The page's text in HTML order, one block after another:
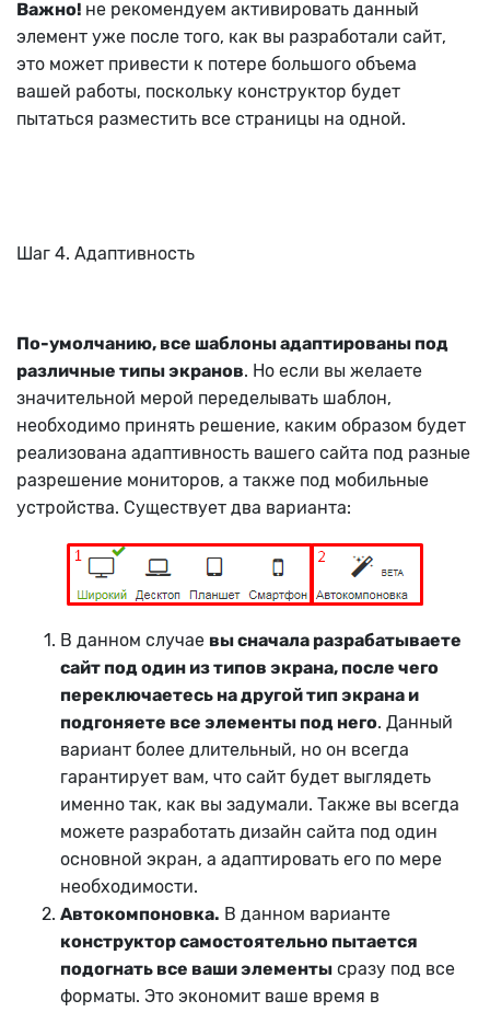
Важно! не рекомендуем активировать данный
элемент уже после того, как вы разработали сайт,
это может привести к потере большого объема
вашей работы, поскольку конструктор будет
пытаться разместить все страницы на одной.
Шаг 4. Адаптивность
По-умолчанию, все шаблоны адаптированы под
различные типы экранов. Но если вы желаете
значительной мерой переделывать шаблон,
необходимо принять решение, каким образом будет
реализована адаптивность вашего сайта под разные
разрешение мониторов, а также под мобильные
устройства. Существует два варианта:
В данном случае вы сначала разрабатываете
сайт под один из типов экрана, после чего
переключаетесь на другой тип экрана и
подгоняете все элементы под него. Данный
вариант более длительный, но он всегда
гарантирует вам, что сайт будет выглядеть
именно так, как вы задумали. Также вы всегда
можете разработать дизайн сайта под один
основной экран, а адаптировать его по мере
необходимости.
Автокомпоновка. В данном варианте
конструктор самостоятельно пытается
подогнать все ваши элементы сразу под все
форматы. Это экономит ваше время в